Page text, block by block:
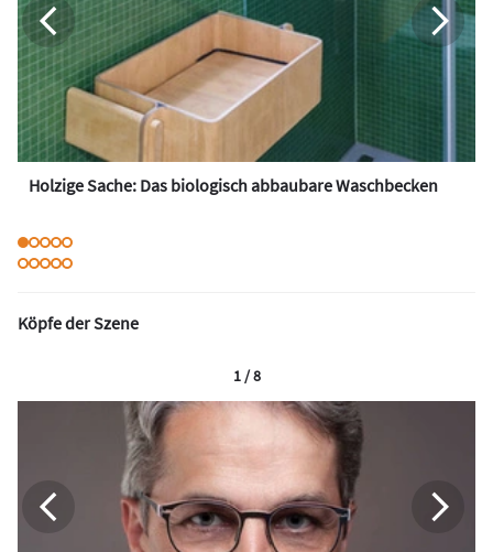
Holzige Sache: Das biologisch abbaubare Waschbecken
Köpfe der Szene
1 / 8